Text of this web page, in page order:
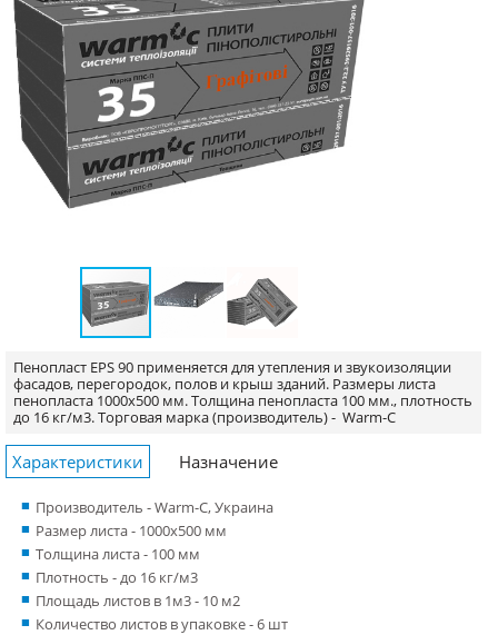
Пенопласт EPS 90 применяется для утепления и звукоизоляции
фасадов, перегородок, полов и крыш зданий. Размеры листа
пенопласта 1000х500 мм. Толщина пенопласта 100 мм., плотность
до 16 кг/м3.Торговая марка (производитель) - Warm-C
Характеристики Назначение
Производитель - Warm-C, Украина
Размер листа - 1000x500 мм
Толщина листа - 100 мм
Плотность - до 16 кг/м3
Площадь листов в 1м3 - 10 м2
Количество листов в упаковке - 6 шт